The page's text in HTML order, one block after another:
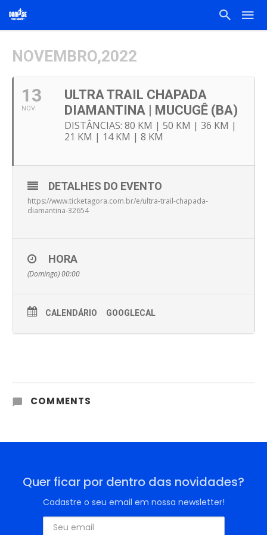
NOVEMBRO,2022
13
NOV
ULTRA TRAIL CHAPADA
DIAMANTINA | MUCUGÊ (BA)
DISTÂNCIAS: 80 KM | 50 KM | 36 KM |
21 KM | 14 KM | 8 KM
DETALHES DO EVENTO
https://www.ticketagora.com.br/e/ultra-trail-chapada-
diamantina-32654
HORA
(Domingo) 00:00
CALENDÁRIO GOOGLECAL
COMMENTS
Quer ficar por dentro das novidades?
Cadastre o seu email em nossa newsletter!